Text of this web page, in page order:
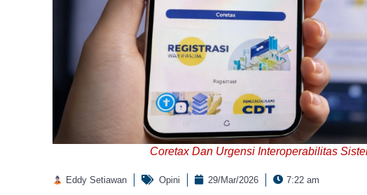
Coretax Dan Urgensi Interoperabilitas
Eddy Setiawan Opini 29/Mar/2026 7:22 am